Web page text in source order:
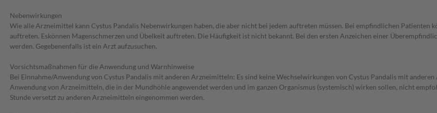
Nebenwirkungen
Wie alle Arzneimittel kann Cystus Pandalis Nebenwirkungen haben, die aber nicht bei jedem auftreten müssen. Bei empfindlichen
auftreten. Eskönnen Magenschmerzen und Übelkeit auftreten. Die Häufigkeit ist nicht bekannt. Bei den ersten Anzeichen einer
werden. Gegebenenfalls ist ein Arzt aufzusuchen.
Vorsichtsmaßnahmen für die Anwendung und Warnhinweise
Bei Einnahme/Anwendung von Cystus Pandalis mit anderen Arzneimitteln: Es sind keine Wechselwirkungen von Cystus Pandalis mit
Anwendung von Arzneimitteln, die in der Mundhöhle angewendet werden und im ganzen Organismus (systemisch) wirken sollen, nicht
Stunde versetzt zu anderen Arzneimitteln eingenommen werden.